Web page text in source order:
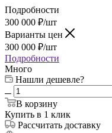
Подробности
300 000 ₽/шт
Варианты цен
300 000 ₽/шт
Подробности
Много
Нашли дешевле?
В корзину
Купить в 1 клик
Рассчитать доставку